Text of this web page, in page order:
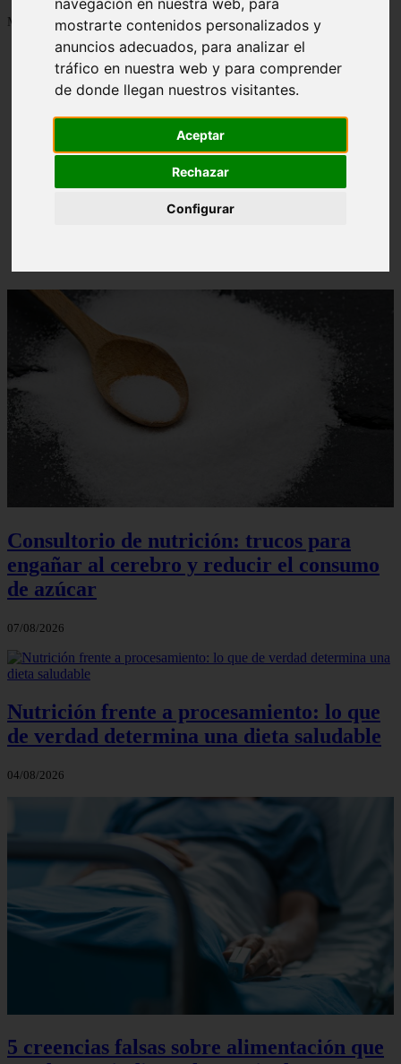
mostrarte contenidos personalizados y
anuncios adecuados, para analizar el
tráfico en nuestra web y para comprender
de donde llegan nuestros visitantes.
Aceptar
Rechazar
Configurar
Mostrando 1 - 24 de 1288 artículos
Contraindicaciones del espino amarillo: conocelas
ahora
Consultorio de nutrición: trucos para
engañar al cerebro y reducir el consumo
de azúcar
07/08/2026
Nutrición frente a procesamiento: lo que
de verdad determina una dieta saludable
04/08/2026
5 creencias falsas sobre alimentación que